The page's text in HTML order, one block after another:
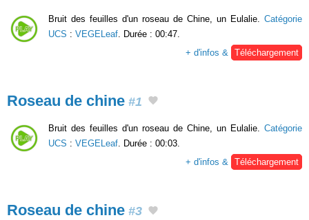
Bruit des feuilles d'un roseau de Chine, un Eulalie. Catégorie
UCS : VEGELeaf . Durée : 00:47.
+ d'infos &
Téléchargement
Roseau de chine #1
Bruit des feuilles d'un roseau de Chine, un Eulalie. Catégorie
UCS : VEGELeaf. Durée : 00:03.
+ d'infos & Téléchargement
Roseau de chine #3